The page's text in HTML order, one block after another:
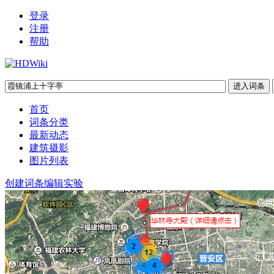
登录
注册
帮助
首页
词条分类
最新动态
建筑摄影
图片列表
创建词条编辑实验